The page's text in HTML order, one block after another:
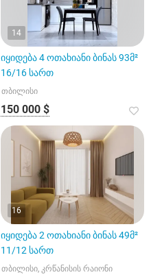
14
იყიდება 4 ოთახიანი ბინას 93მ²
16/16 სართ
თბილისი
150 000 $
16
იყიდება 2 ოთახიანი ბინას 49მ²
11/12 სართ
თბილისი, კრწანისის რაიონი